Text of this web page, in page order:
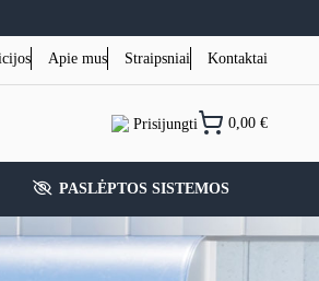
Apie mus Straipsniai Kontaktai
Prisijungti 0,00 €
PASLĖPTOS SISTEMOS